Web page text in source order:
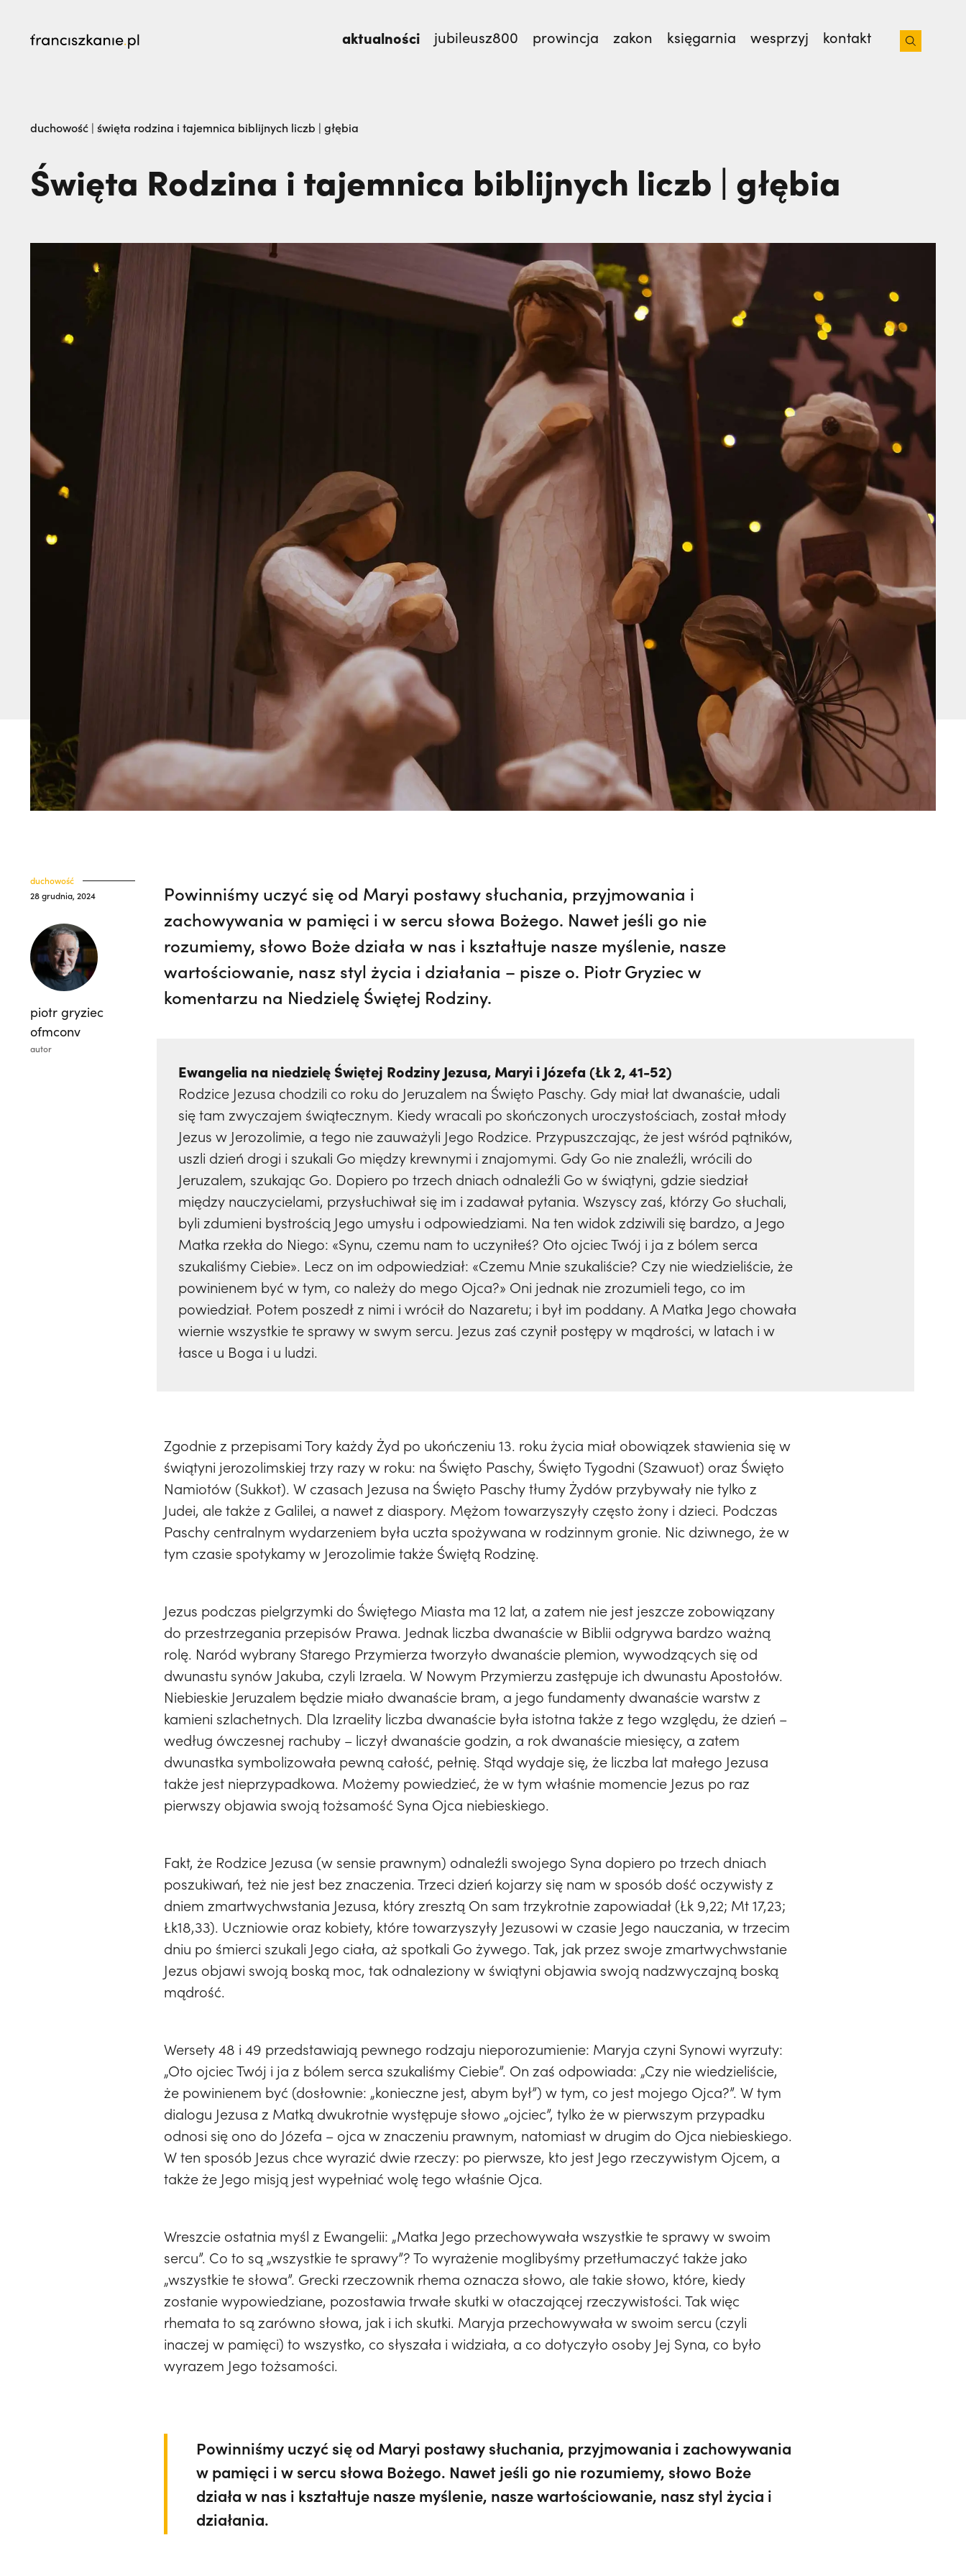
aktualności jubileusz800 prowincja zakon księgarnia wesprzyj kontakt
Prawie tam nie pojechałem: czego nauczyli mnie męczennicy z Pariacoto,
duchowość | święta rodzina i tajemnica biblijnych liczb | głębia
Święta Rodzina i tajemnica biblijnych liczb | głębia
duchowość
28 grudnia, 2024
piotr gryziec
ofmconv
autor
Powinniśmy uczyć się od Maryi postawy słuchania, przyjmowania i
zachowywania w pamięci i w sercu słowa Bożego. Nawet jeśli go nie
rozumiemy, słowo Boże działa w nas i kształtuje nasze myślenie, nasze
wartościowanie, nasz styl życia i działania – pisze o. Piotr Gryziec w
komentarzu na Niedzielę Świętej Rodziny.
Ewangelia na niedzielę Świętej Rodziny Jezusa, Maryi i Józefa (Łk 2, 41-52)
Rodzice Jezusa chodzili co roku do Jeruzalem na Święto Paschy. Gdy miał lat dwanaście, udali
się tam zwyczajem świątecznym. Kiedy wracali po skończonych uroczystościach, został młody
Jezus w Jerozolimie, a tego nie zauważyli Jego Rodzice. Przypuszczając, że jest wśród pątników,
uszli dzień drogi i szukali Go między krewnymi i znajomymi. Gdy Go nie znaleźli, wrócili do
Jeruzalem, szukając Go. Dopiero po trzech dniach odnaleźli Go w świątyni, gdzie siedział
między nauczycielami, przysłuchiwał się im i zadawał pytania. Wszyscy zaś, którzy Go słuchali,
byli zdumieni bystrością Jego umysłu i odpowiedziami. Na ten widok zdziwili się bardzo, a Jego
Matka rzekła do Niego: «Synu, czemu nam to uczyniłeś? Oto ojciec Twój i ja z bólem serca
szukaliśmy Ciebie». Lecz on im odpowiedział: «Czemu Mnie szukaliście? Czy nie wiedzieliście, że
powinienem być w tym, co należy do mego Ojca?» Oni jednak nie zrozumieli tego, co im
powiedział. Potem poszedł z nimi i wrócił do Nazaretu; i był im poddany. A Matka Jego chowała
wiernie wszystkie te sprawy w swym sercu. Jezus zaś czynił postępy w mądrości, w latach i w
łasce u Boga i u ludzi.
Zgodnie z przepisami Tory każdy Żyd po ukończeniu 13. roku życia miał obowiązek stawienia się w
świątyni jerozolimskiej trzy razy w roku: na Święto Paschy, Święto Tygodni (Szawuot) oraz Święto
Namiotów (Sukkot). W czasach Jezusa na Święto Paschy tłumy Żydów przybywały nie tylko z
Judei, ale także z Galilei, a nawet z diaspory. Mężom towarzyszyły często żony i dzieci. Podczas
Paschy centralnym wydarzeniem była uczta spożywana w rodzinnym gronie. Nic dziwnego, że w
tym czasie spotykamy w Jerozolimie także Świętą Rodzinę.
Jezus podczas pielgrzymki do Świętego Miasta ma 12 lat, a zatem nie jest jeszcze zobowiązany
do przestrzegania przepisów Prawa. Jednak liczba dwanaście w Biblii odgrywa bardzo ważną
rolę. Naród wybrany Starego Przymierza tworzyło dwanaście plemion, wywodzących się od
dwunastu synów Jakuba, czyli Izraela. W Nowym Przymierzu zastępuje ich dwunastu Apostołów.
Niebieskie Jeruzalem będzie miało dwanaście bram, a jego fundamenty dwanaście warstw z
kamieni szlachetnych. Dla Izraelity liczba dwanaście była istotna także z tego względu, że dzień –
według ówczesnej rachuby – liczył dwanaście godzin, a rok dwanaście miesięcy, a zatem
dwunastka symbolizowała pewną całość, pełnię. Stąd wydaje się, że liczba lat małego Jezusa
także jest nieprzypadkowa. Możemy powiedzieć, że w tym właśnie momencie Jezus po raz
pierwszy objawia swoją tożsamość Syna Ojca niebieskiego.
Fakt, że Rodzice Jezusa (w sensie prawnym) odnaleźli swojego Syna dopiero po trzech dniach
poszukiwań, też nie jest bez znaczenia. Trzeci dzień kojarzy się nam w sposób dość oczywisty z
dniem zmartwychwstania Jezusa, który zresztą On sam trzykrotnie zapowiadał (Łk 9,22; Mt 17,23;
Łk18,33). Uczniowie oraz kobiety, które towarzyszyły Jezusowi w czasie Jego nauczania, w trzecim
dniu po śmierci szukali Jego ciała, aż spotkali Go żywego. Tak, jak przez swoje zmartwychwstanie
Jezus objawi swoją boską moc, tak odnaleziony w świątyni objawia swoją nadzwyczajną boską
mądrość.
Wersety 48 i 49 przedstawiają pewnego rodzaju nieporozumienie: Maryja czyni Synowi wyrzuty:
„Oto ojciec Twój i ja z bólem serca szukaliśmy Ciebie”. On zaś odpowiada: „Czy nie wiedzieliście,
że powinienem być (dosłownie: „konieczne jest, abym był”) w tym, co jest mojego Ojca?”. W tym
dialogu Jezusa z Matką dwukrotnie występuje słowo „ojciec”, tylko że w pierwszym przypadku
odnosi się ono do Józefa – ojca w znaczeniu prawnym, natomiast w drugim do Ojca niebieskiego.
W ten sposób Jezus chce wyrazić dwie rzeczy: po pierwsze, kto jest Jego rzeczywistym Ojcem, a
także że Jego misją jest wypełniać wolę tego właśnie Ojca.
Wreszcie ostatnia myśl z Ewangelii: „Matka Jego przechowywała wszystkie te sprawy w swoim
sercu”. Co to są „wszystkie te sprawy”? To wyrażenie moglibyśmy przetłumaczyć także jako
„wszystkie te słowa”. Grecki rzeczownik rhema oznacza słowo, ale takie słowo, które, kiedy
zostanie wypowiedziane, pozostawia trwałe skutki w otaczającej rzeczywistości. Tak więc
rhemata to są zarówno słowa, jak i ich skutki. Maryja przechowywała w swoim sercu (czyli
inaczej w pamięci) to wszystko, co słyszała i widziała, a co dotyczyło osoby Jej Syna, co było
wyrazem Jego tożsamości.
Powinniśmy uczyć się od Maryi postawy słuchania, przyjmowania i zachowywania
w pamięci i w sercu słowa Bożego. Nawet jeśli go nie rozumiemy, słowo Boże
działa w nas i kształtuje nasze myślenie, nasze wartościowanie, nasz styl życia i
działania.